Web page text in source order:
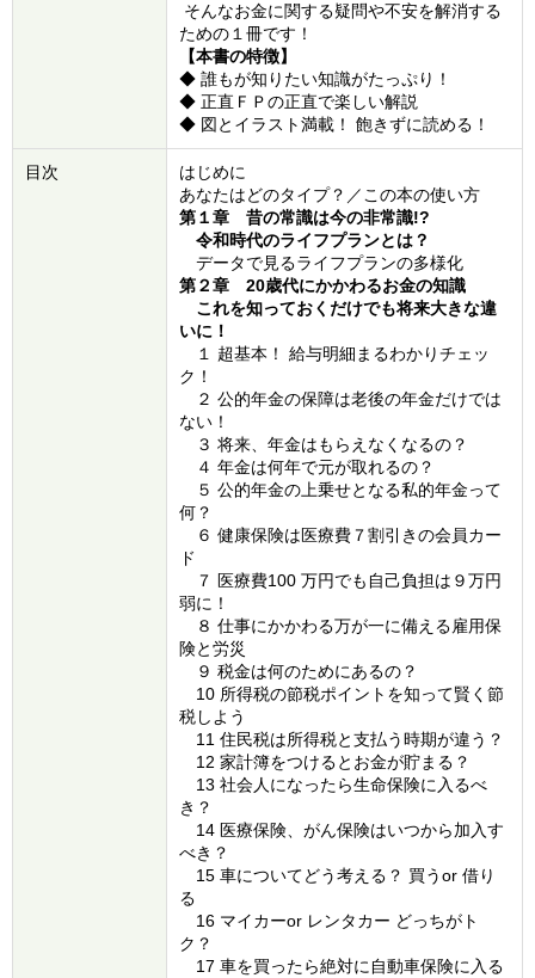
そんなお金に関する疑問や不安を解消する
ための１冊です！
【本書の特徴】
◆ 誰もが知りたい知識がたっぷり！
◆ 正直ＦＰの正直で楽しい解説
◆ 図とイラスト満載！ 飽きずに読める！
目次
はじめに
あなたはどのタイプ？／この本の使い方
第１章 昔の常識は今の非常識!?
令和時代のライフプランとは？
データで見るライフプランの多様化
第２章 20歳代にかかわるお金の知識
これを知っておくだけでも将来大きな違
いに！
１ 超基本！ 給与明細まるわかりチェッ
ク！
２ 公的年金の保障は老後の年金だけでは
ない！
３ 将来、年金はもらえなくなるの？
４ 年金は何年で元が取れるの？
５ 公的年金の上乗せとなる私的年金って
何？
６ 健康保険は医療費７割引きの会員カー
ド
７ 医療費100 万円でも自己負担は９万円
弱に！
８ 仕事にかかわる万が一に備える雇用保
険と労災
９ 税金は何のためにあるの？
10 所得税の節税ポイントを知って賢く節
税しよう
11 住民税は所得税と支払う時期が違う？
12 家計簿をつけるとお金が貯まる？
13 社会人になったら生命保険に入るべ
き？
14 医療保険、がん保険はいつから加入す
べき？
15 車についてどう考える？ 買うor 借り
る
16 マイカーor レンタカー どっちがト
ク？
17 車を買ったら絶対に自動車保険に入る